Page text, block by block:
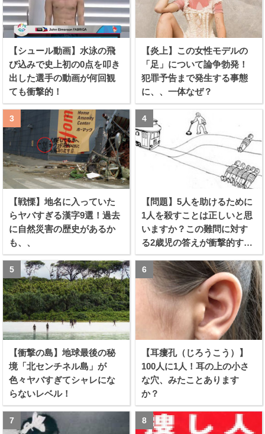
【シュール動画】水泳の飛
び込みで史上初の0点を叩き
出した選手の動画が何回観
ても衝撃的！
【炎上】この女性モデルの
「足」について論争勃発！
犯罪予告まで発生する事態
に、、一体なぜ？
【戦慄】地名に入っていた
らヤバすぎる漢字9選！過去
に自然災害の歴史があるか
も、、
【問題】5人を助けるために
1人を殺すことは正しいと思
いますか？この難問に対す
る2歳児の答えが衝撃的すぎ
る！！
【衝撃の島】地球最後の秘
境「北センチネル島」が
色々ヤバすぎてシャレにな
らないレベル！
【耳瘻孔（じろうこう）】
100人に1人！耳の上の小さ
な穴、みたことあります
か？